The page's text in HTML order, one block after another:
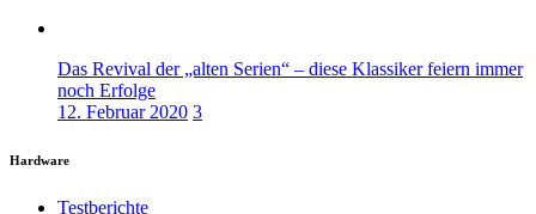
Das Revival der „alten Serien“ – diese Klassiker feiern immer
noch Erfolge
12. Februar 2020 3
Hardware
Testberichte